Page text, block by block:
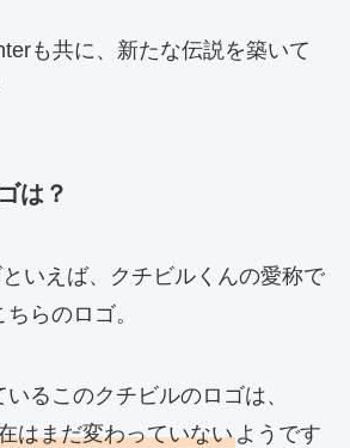
も共に、新たな伝説を築いて
は？
いえば、クチビルくんの愛称で
らのロゴ。
るこのクチビルのロゴは、
はまだ変わっていないようです